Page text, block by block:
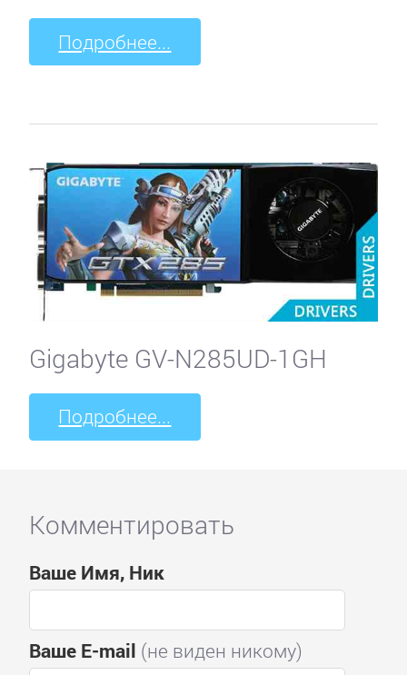
Подробнее...
Gigabyte GV-N285UD-1GH
Подробнее...
Комментировать
Ваше Имя, Ник
Ваше E-mail (не виден никому)